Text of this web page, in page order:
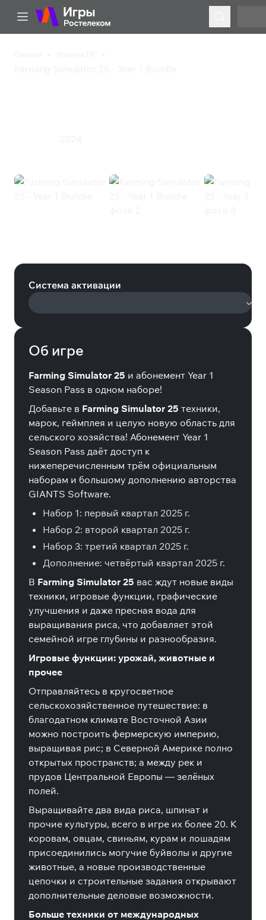
Система активации
Об игре
Farming Simulator 25 и абонемент Year 1
Season Pass в одном наборе!
Добавьте в Farming Simulator 25 техники,
марок, геймплея и целую новую область для
сельского хозяйства! Абонемент Year 1
Season Pass даёт доступ к
нижеперечисленным трём официальным
наборам и большому дополнению авторства
GIANTS Software.
Набор 1: первый квартал 2025 г.
Набор 2: второй квартал 2025 г.
Набор 3: третий квартал 2025 г.
Дополнение: четвёртый квартал 2025 г.
В Farming Simulator 25 вас ждут новые виды
техники, игровые функции, графические
улучшения и даже пресная вода для
выращивания риса, что добавляет этой
семейной игре глубины и разнообразия.
Игровые функции: урожай, животные и
прочее
Отправляйтесь в кругосветное
сельскохозяйственное путешествие: в
благодатном климате Восточной Азии
можно построить фермерскую империю,
выращивая рис; в Северной Америке полно
открытых пространств; а между рек и
прудов Центральной Европы — зелёных
полей.
Выращивайте два вида риса, шпинат и
прочие культуры, всего в игре их более 20. К
коровам, овцам, свиньям, курам и лошадям
присоединились могучие буйволы и другие
животные, а новые производственные
цепочки и строительные задания открывают
дополнительные деловые возможности.
Больше техники от международных